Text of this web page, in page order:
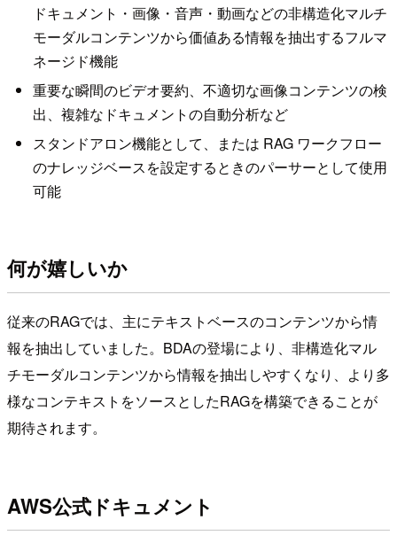
ドキュメント・画像・音声・動画などの非構造化マルチ
モーダルコンテンツから価値ある情報を抽出するフルマ
ネージド機能
重要な瞬間のビデオ要約、不適切な画像コンテンツの検
出、複雑なドキュメントの自動分析など
スタンドアロン機能として、または RAG ワークフロー
のナレッジベースを設定するときのパーサーとして使用
可能
何が嬉しいか
従来のRAGでは、主にテキストベースのコンテンツから情
報を抽出していました。BDAの登場により、非構造化マル
チモーダルコンテンツから情報を抽出しやすくなり、より多
様なコンテキストをソースとしたRAGを構築できることが
期待されます。
AWS公式ドキュメント